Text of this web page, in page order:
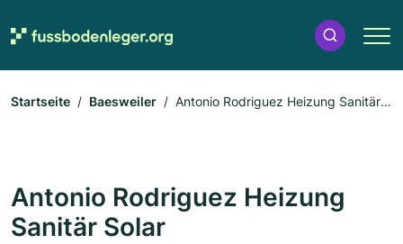
Startseite Baesweiler
Antonio Rodriguez Heizung Sanitär
Antonio Rodriguez Heizung
Sanitär Solar